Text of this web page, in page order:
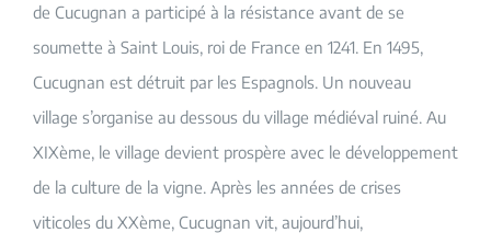
de Cucugnan a participé à la résistance avant de se
soumette à Saint Louis, roi de France en 1241. En 1495,
Cucugnan est détruit par les Espagnols. Un nouveau
village s’organise au dessous du village médiéval ruiné. Au
XIXème, le village devient prospère avec le développement
de la culture de la vigne. Après les années de crises
viticoles du XXème, Cucugnan vit, aujourd’hui,